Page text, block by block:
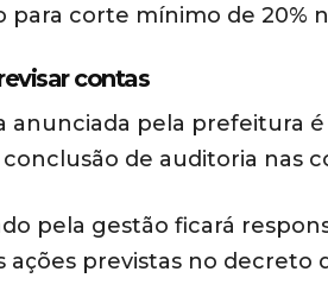
para corte mínimo de 20%
contas
anunciada pela prefeitura
de auditoria nas
pela gestão ficará
ações previstas no decreto